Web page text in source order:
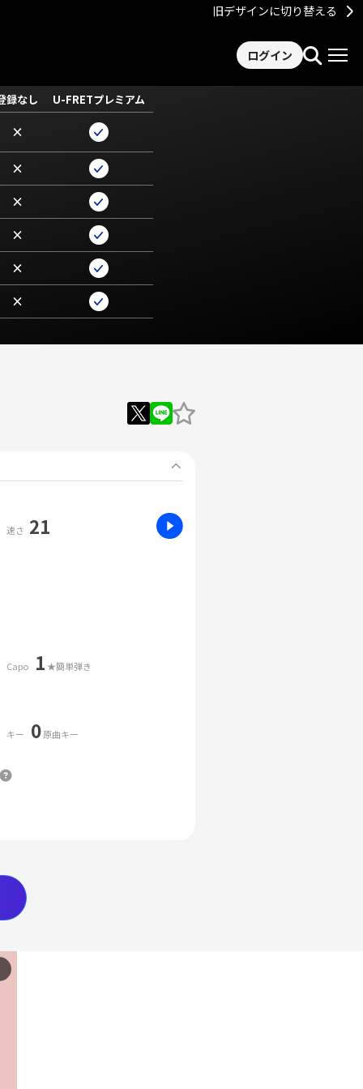
旧デザインに切り替える
ログイン
録なし U-FRETプレミアム
×
×
×
×
×
×
速さ 21
Capo 1 ★簡単弾き
キー 0原曲キー